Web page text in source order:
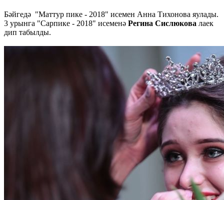
Бәйгедә "Маттур пике - 2018" исемен Анна Тихонова яулады.
3 урынга "Сарпике - 2018" исеменә Регина Сислюкова лаек
дип табылды.